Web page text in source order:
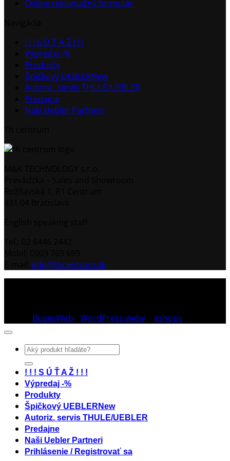
Online reklamačný formulár
! ! ! S Ú Ť A Ž ! ! !
Výpredaj -%
Produkty
Špičkový UEBLER
Autoriz. servis THULE/UEBLER
Predajne
Naši Uebler Partneri
info@thcentrum.sk
BugesWeb WordPress weby eshopy
Hľadať:
! ! ! S Ú Ť A Ž ! ! !
Výpredaj -%
Produkty
Špičkový UEBLER
Autoriz. servis THULE/UEBLER
Predajne
Naši Uebler Partneri
Prihlásenie / Registrovať sa